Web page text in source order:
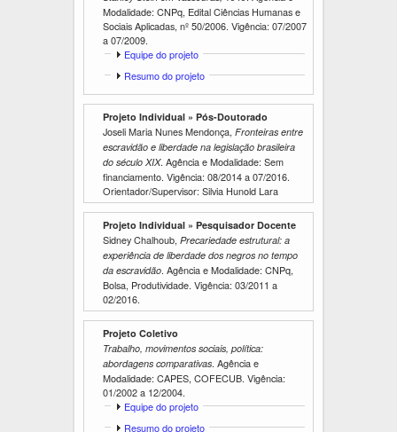
Modalidade: CNPq, Edital Ciências Humanas e
Sociais Aplicadas, nº 50/2006. Vigência: 07/2007
a07/2009.
E
i
b
r
Equipe do projeto
E
i
b
i
r
Resumo do projeto
Projeto Individual » Pós-Doutorado
Joseli Maria Nunes Mendonça, Fronteiras entre
escravidão e liberdade na legislação brasileira
do século XIX. Agência e Modalidade: Sem
financiamento. Vigência: 08/2014a07/2016.
Orientador/Supervisor: Silvia Hunold Lara
Projeto Individual » Pesquisador Docente
Sidney Chalhoub, Precariedade estrutural: a
experiência de liberdade dos negros no tempo
da escravidão. Agência e Modalidade: CNPq,
Bolsa, Produtividade. Vigência: 03/2011 a
02/2016.
Projeto Coletivo
Trabalho, movimentos sociais, política:
abordagens comparativas. Agência e
Modalidade: CAPES, COFECUB. Vigência:
01/2002a 12/2004.
E
Equipe do projeto
E
Resumo do projeto